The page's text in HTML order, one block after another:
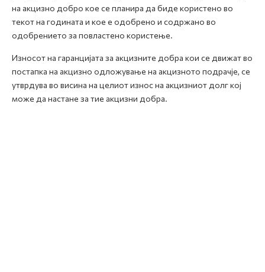
на акцизно добро кое се планира да биде користено во
текот на годината и кое е одобрено и содржано во
одобрението за повластено користење.
Износот на гаранцијата за акцизните добра кои се движат во
постапка на акцизно одложување на акцизното подрачје, се
утврдува во висина на целиот износ на акцизниот долг кој
може да настане за тие акцизни добра.